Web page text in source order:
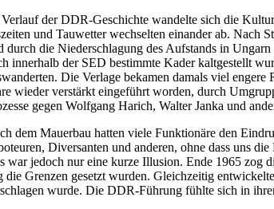
der DDR-Geschichte wandelte sich die
und Tauwetter wechselten einander ab. Nach
durch die Niederschlagung des Aufstands in
innerhalb der SED bestimmte Kader kaltgestellt
Die Verlage bekamen damals viel
wieder verstärkt eingeführt worden, durch
gegen Wolfgang Harich, Walter Janka und
dem Mauerbau hatten viele Funktionäre den
Diversanten und anderen, ohne dass uns
war jedoch nur eine kurze Illusion. Ende 1965 zog
die Grenzen gesetzt wurden. Gleichzeitig
wurde. Die DDR-Führung fühlte sich in